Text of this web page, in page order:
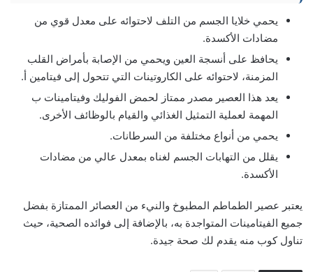
يحمي خلايا الجسم من التلف لاحتوائه على معدل قوي من
مضادات الأكسدة.
يحافظ على أنسجة العين ويحمي من الإصابة بأمراض القلب
المزمنة، لاحتوائه على الكاروتينات التي تتحول إلى فيتامين أ.
يعد هذا العصير مصدر ممتاز لحمض الفوليك وفيتامينات ب
المهمة لعملية التمثيل الغذائي والقيام بالوظائف الأخرى.
يحمي من أنواع مختلفة من السرطانات.
يقلل من التهابات الجسم لغناه بمعدل عالي من مضادات
الأكسدة.
يعتبر عصير الطماطم المطبوخ والنيء من العصائر الممتازة بفضل
جميع الفيتامينات المتواجدة به، بالإضافة إلى فوائده الصحية، حيث
تناول كوب منه يقدم لك صحة جيدة.